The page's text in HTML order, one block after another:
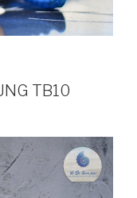
TB10